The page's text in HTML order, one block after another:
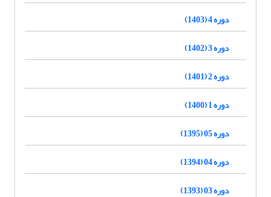
دوره 4 (1403)
دوره 3 (1402)
دوره 2 (1401)
دوره 1 (1400)
دوره 05 (1395)
دوره 04 (1394)
دوره 03 (1393)